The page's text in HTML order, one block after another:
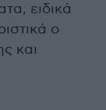
ειδικά
ο
και